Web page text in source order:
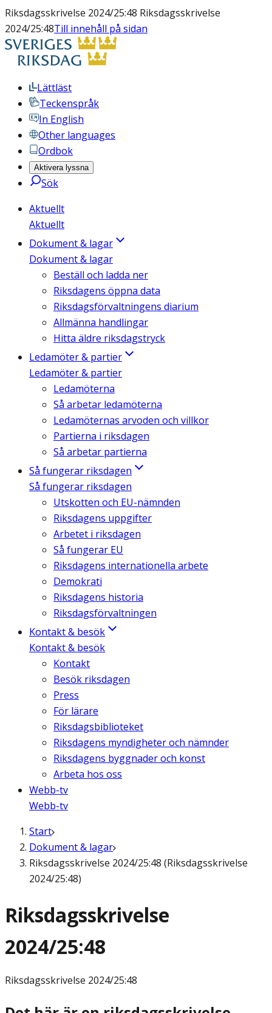
Riksdagsskrivelse 2024/25:48 Riksdagsskrivelse
2024/25:48Till innehåll på sidan
Lättläst
Teckenspråk
In English
Other languages
Ordbok
Aktivera lyssna
Sök
Aktuellt
Aktuellt
Dokument & lagar
Dokument & lagar
Beställ och ladda ner
Riksdagens öppna data
Riksdagsförvaltningens diarium
Allmänna handlingar
Hitta äldre riksdagstryck
Ledamöter & partier
Ledamöter & partier
Ledamöterna
Så arbetar ledamöterna
Ledamöternas arvoden och villkor
Partierna i riksdagen
Så arbetar partierna
Så fungerar riksdagen
Så fungerar riksdagen
Utskotten och EU-nämnden
Riksdagens uppgifter
Arbetet i riksdagen
Så fungerar EU
Riksdagens internationella arbete
Demokrati
Riksdagens historia
Riksdagsförvaltningen
Kontakt & besök
Kontakt & besök
Kontakt
Besök riksdagen
Press
För lärare
Riksdagsbiblioteket
Riksdagens myndigheter och nämnder
Riksdagens byggnader och konst
Arbeta hos oss
Webb-tv
Webb-tv
Start
Dokument & lagar
Riksdagsskrivelse 2024/25:48 (Riksdagsskrivelse
2024/25:48)
Riksdagsskrivelse
2024/25:48
Riksdagsskrivelse 2024/25:48